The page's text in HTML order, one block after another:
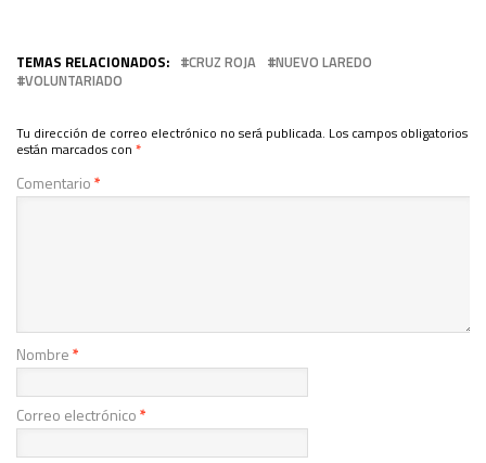
TEMAS RELACIONADOS: CRUZ ROJA
NUEVO LAREDO
VOLUNTARIADO
Tu dirección de correo electrónico no será publicada. Los campos obligatorios
están marcados con *
Comentario*
Nombre*
Correo electrónico*